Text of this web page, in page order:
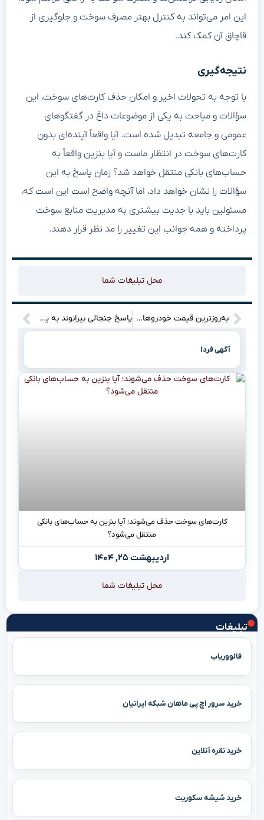
تبلیغات
فالووریاب
خرید سرور اچ پی ماهان شبکه ایرانیان
خرید نقره آنلاین
خرید شیشه سکوریت
این امر می‌تواند به کنترل بهتر مصرف سوخت و جلوگیری از
قاچاق آن کمک کند.
نتیجه‌گیری
با توجه به تحولات اخیر و امکان حذف کارت‌های سوخت، این
سؤالات و مباحث به یکی از موضوعات داغ در گفتگوهای
عمومی و جامعه تبدیل شده است. آیا واقعاً آینده‌ای بدون
کارت‌های سوخت در انتظار ماست و آیا بنزین واقعاً به
حساب‌های بانکی منتقل خواهد شد؟ زمان پاسخ به این
سؤالات را نشان خواهد داد، اما آنچه واضح است این است که،
مسئولین باید با جدیت بیشتری به مدیریت منابع سوخت
پرداخته و همه جوانب این تغییر را مد نظر قرار دهند.
محل تبلیغات شما
به‌روز‌ترین قیمت خودروهای مختلف در تاریخ ۲۵ اردیبهشت ۱۴۰۴: آیا می‌دانید چه مدل‌هایی در این روز جذاب‌ترین گزینه‌ها هستند؟ پاسخ جنجالی بیرانوند به یک هوادار استقلال: آیا یاغی جدیدی به دنیای فوتبال پا گذاشته است؟ (با ویدئو)
آگهی فردا
کارت‌های سوخت حذف می‌شوند؛ آیا بنزین به حساب‌های بانکی
منتقل می‌شود؟
اردیبهشت ۲۵, ۱۴۰۴
محل تبلیغات شما